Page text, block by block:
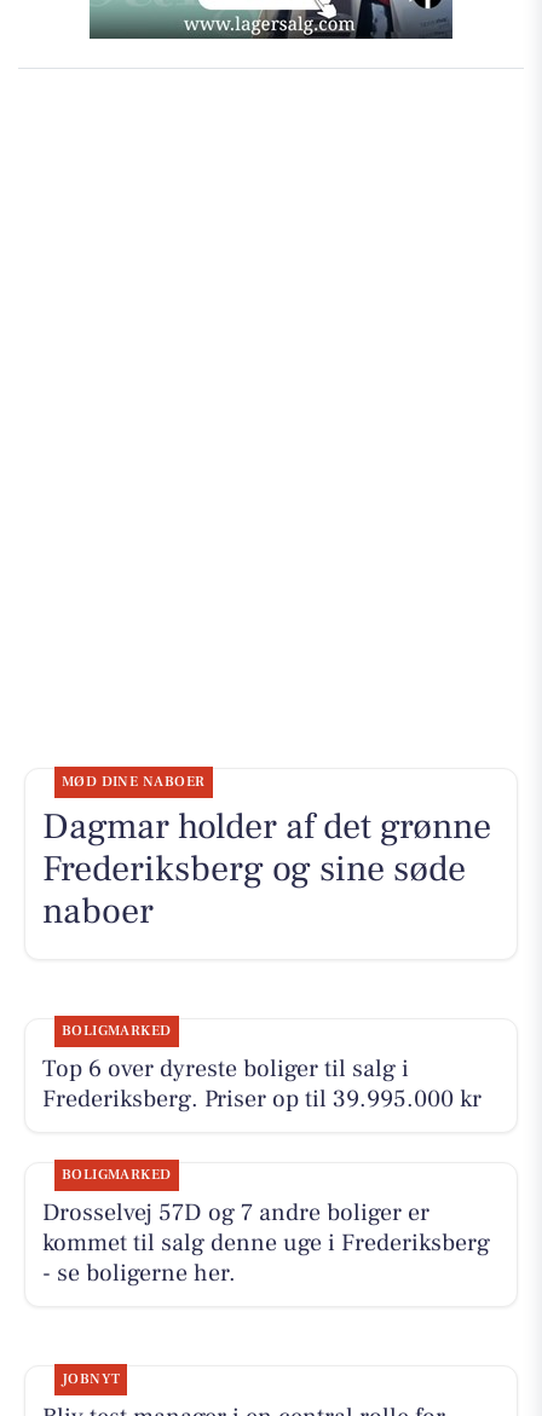
MØD DINE NABOER
Dagmar holder af det grønne
Frederiksberg og sine søde
naboer
BOLIGMARKED
Top 6 over dyreste boliger til salg i
Frederiksberg. Priser op til 39.995.000 kr
BOLIGMARKED
Drosselvej 57D og 7 andre boliger er
kommet til salg denne uge i Frederiksberg
- se boligerne her.
JOBNYT